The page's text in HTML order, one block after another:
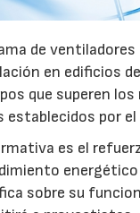
de
en edificios
que superen
por
es el
sobre su